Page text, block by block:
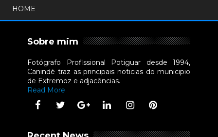
HOME
Sobre mim
Fotógrafo Profissional Potiguar desde 1994,
Canindé traz as principais noticias do municipio
de Extremoz e adjacências.
Read More